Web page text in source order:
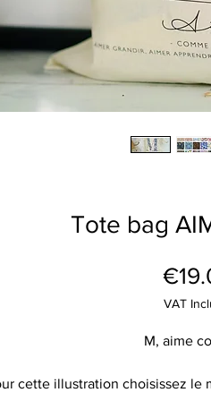
Tote bag
VAT
M, aime
cette illustration choisissez le